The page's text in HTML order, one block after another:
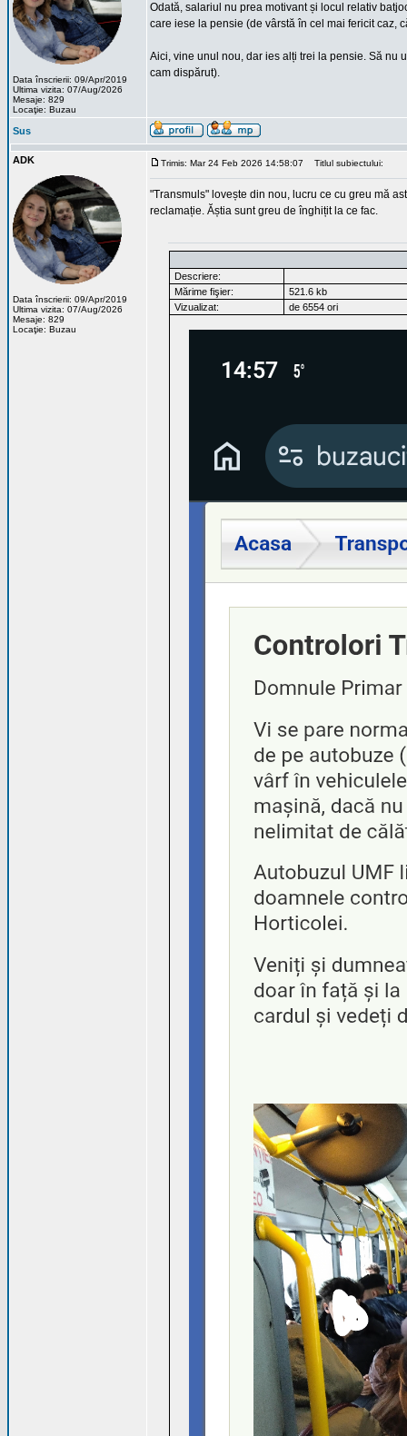
Data înscrierii: 09/Apr/2019
Ultima vizita: 07/Aug/2026
Mesaje: 829
Locaţie: Buzau
Odată, salariul nu prea motivant și locul relativ
care iese la pensie (de vârstă în cel mai fericit caz,
Aici, vine unul nou, dar ies alți trei la pensie. Să nu
cam dispărut).
Sus
ADK
Data înscrierii: 09/Apr/2019
Ultima vizita: 07/Aug/2026
Mesaje: 829
Locaţie: Buzau
Trimis: Mar 24 Feb 2026 14:58:07 Titlul subiectului:
"Transmuls" lovește din nou, lucru ce cu greu mă
reclamație. Ăștia sunt greu de înghițit la ce fac.
Descriere:
Mărime fişier:
521.6 kb
Vizualizat:
de 6554 ori